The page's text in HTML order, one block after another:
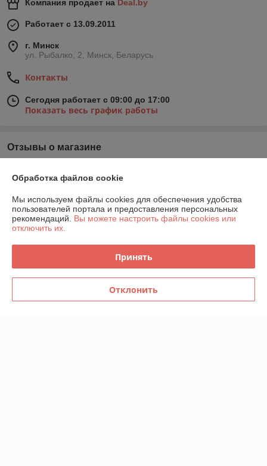
Компания продает на Deal.by
Работает с 13.09.2011
г. Минск
ул. Рыбалко, 2, Минск, Беларусь
Контакты
Сегодня работает с 09:00 до 17:00
Показать весь график работы
Отзывы о магазине
О нас
Контакты
Обработка файлов cookie
Мы используем файлы cookies для обеспечения удобства
пользователей портала и предоставления персональных
рекомендаций. Вы можете настроить файлы cookies или
отключить их.
Принять
Отклонить